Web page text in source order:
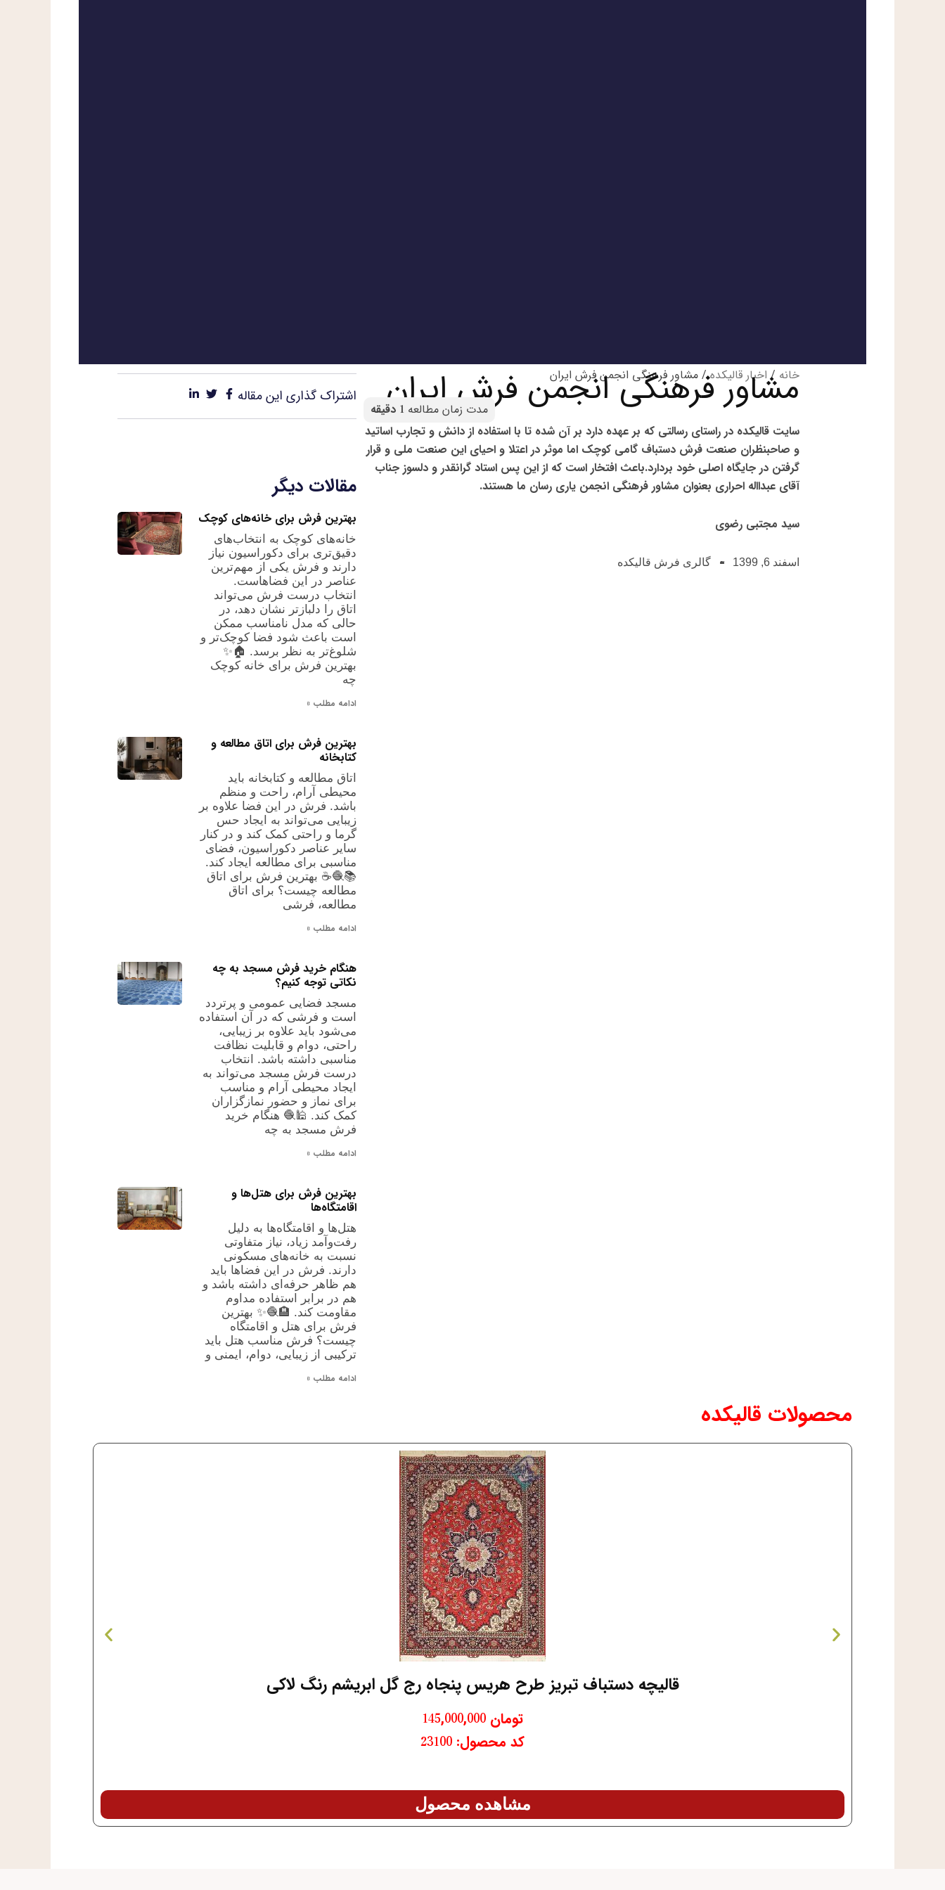
خانه / اخبار قالیکده/ مشاور فرهنگی انجمن فرش ایران
مشاور فرهنگی انجمن فرش ایران
سایت قالیکده در راستای رسالتی که بر عهده دارد بر آن شده تا با استفاده از دانش و تجارب اساتید
و صاحبنظران صنعت فرش دستباف گامی کوچک اما موثر در اعتلا و احیای این صنعت ملی و قرار
گرفتن در جایگاه اصلی خود بردارد.باعث افتخار است که از این پس استاد گرانقدر و دلسوز جناب
آقای عبدااله احراری بعنوان مشاور فرهنگی انجمن یاری رسان ما هستند.
سید مجتبی رضوی
اسفند 6, 1399 گالری فرش قالیکده
اشتراک گذاری این مقاله
مقالات دیگر
بهترین فرش برای خانه‌های کوچک
خانه‌های کوچک به انتخاب‌های
دقیق‌تری برای دکوراسیون نیاز
دارند و فرش یکی از مهم‌ترین
عناصر در این فضاهاست.
انتخاب درست فرش می‌تواند
اتاق را دلبازتر نشان دهد، در
حالی که مدل نامناسب ممکن
است باعث شود فضا کوچک‌تر و
شلوغ‌تر به نظر برسد. 🏠✨
بهترین فرش برای خانه کوچک
چه
ادامه مطلب »
بهترین فرش برای اتاق مطالعه و
کتابخانه
اتاق مطالعه و کتابخانه باید
محیطی آرام، راحت و منظم
باشد. فرش در این فضا علاوه بر
زیبایی می‌تواند به ایجاد حس
گرما و راحتی کمک کند و در کنار
سایر عناصر دکوراسیون، فضای
مناسبی برای مطالعه ایجاد کند.
📚🧶☕ بهترین فرش برای اتاق
مطالعه چیست؟ برای اتاق
مطالعه، فرشی
ادامه مطلب »
هنگام خرید فرش مسجد به چه
نکاتی توجه کنیم؟
مسجد فضایی عمومی و پرتردد
است و فرشی که در آن استفاده
می‌شود باید علاوه بر زیبایی،
راحتی، دوام و قابلیت نظافت
مناسبی داشته باشد. انتخاب
درست فرش مسجد می‌تواند به
ایجاد محیطی آرام و مناسب
برای نماز و حضور نمازگزاران
کمک کند. 🕌🧶 هنگام خرید
فرش مسجد به چه
ادامه مطلب »
بهترین فرش برای هتل‌ها و
اقامتگاه‌ها
هتل‌ها و اقامتگاه‌ها به دلیل
رفت‌وآمد زیاد، نیاز متفاوتی
نسبت به خانه‌های مسکونی
دارند. فرش در این فضاها باید
هم ظاهر حرفه‌ای داشته باشد و
هم در برابر استفاده مداوم
مقاومت کند. 🏨🧶✨ بهترین
فرش برای هتل و اقامتگاه
چیست؟ فرش مناسب هتل باید
ترکیبی از زیبایی، دوام، ایمنی و
ادامه مطلب »
محصولات قالیکده
قالیچه دستباف تبریز طرح هریس پنجاه رج گل ابریشم رنگ لاکی
تومان
کد محصول: 23100
مشاهده محصول